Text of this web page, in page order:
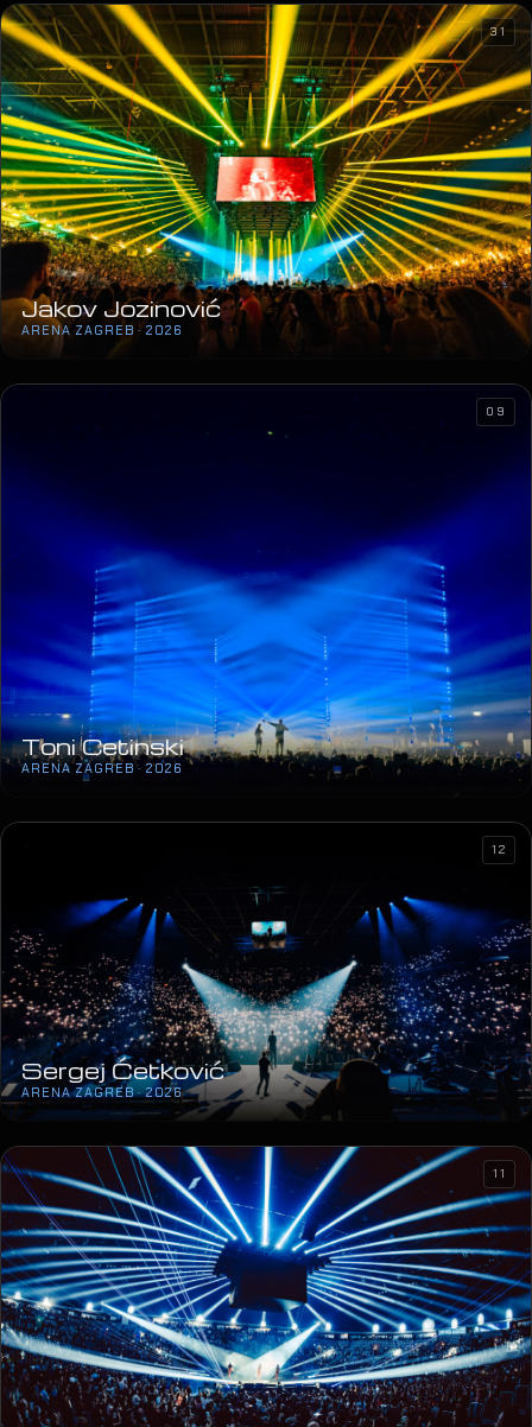
Jakov Jozinović
ARENA ZAGREB · 2026
31
Toni Cetinski
ARENA ZAGREB · 2026
09
Sergej Ćetković
ARENA ZAGREB · 2026
12
11